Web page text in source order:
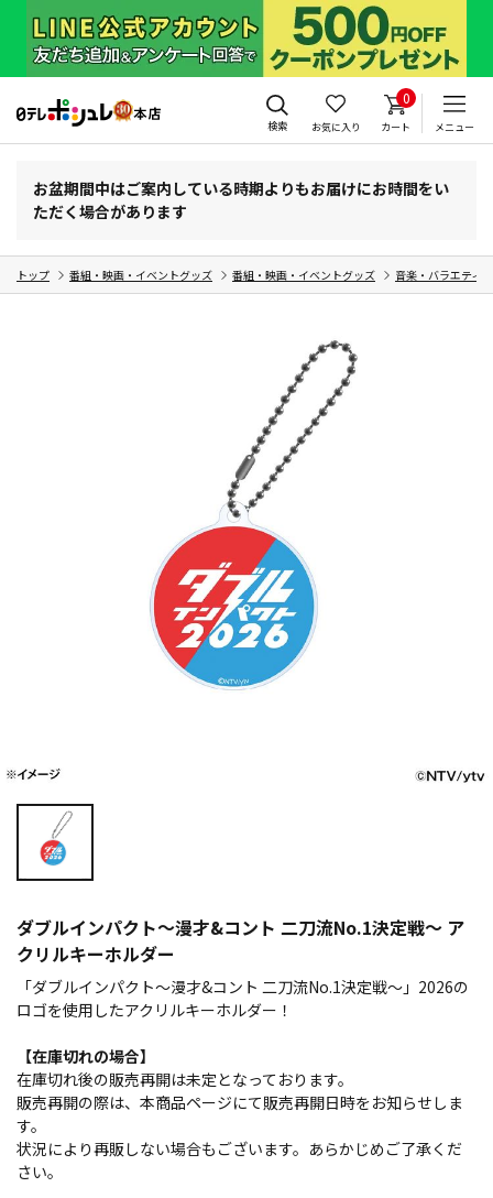
検索 お気に入り
0
カート メニュー
お盆期間中はご案内している時期よりもお届けにお時間をい
ただく場合があります
トップ 番組・映画・イベントグッズ 番組・映画・イベントグッズ 音楽・バラエティ
ダブルインパクト～漫才&コント 二刀流No.1決定戦～ ア
クリルキーホルダー
「ダブルインパクト～漫才&コント 二刀流No.1決定戦～」2026の
ロゴを使用したアクリルキーホルダー！
【在庫切れの場合】
在庫切れ後の販売再開は未定となっております。
販売再開の際は、本商品ページにて販売再開日時をお知らせしま
す。
状況により再販しない場合もございます。あらかじめご了承くだ
さい。